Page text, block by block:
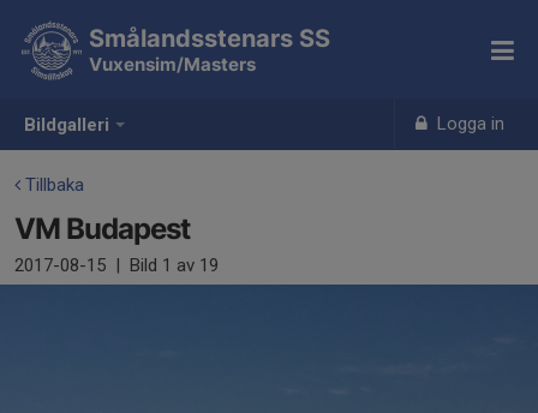
Bildgalleri Logga in
Smålandsstenars SS
Vuxensim/Masters
Tillbaka
VM Budapest
2017-08-15 | Bild 1 av 19